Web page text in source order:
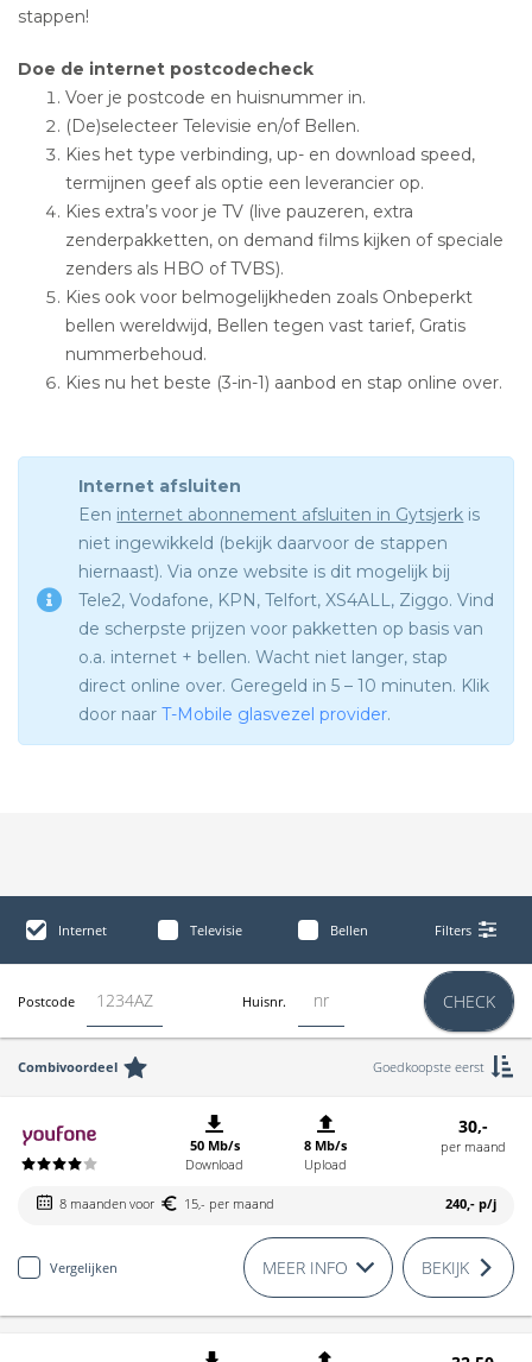
stappen!
Doe de internet postcodecheck
Voer je postcode en huisnummer in.
(De)selecteer Televisie en/of Bellen.
Kies het type verbinding, up- en download speed,
termijnen geef als optie een leverancier op.
Kies extra’s voor je TV (live pauzeren, extra
zenderpakketten, on demand films kijken of speciale
zenders als HBO of TVBS).
Kies ook voor belmogelijkheden zoals Onbeperkt
bellen wereldwijd, Bellen tegen vast tarief, Gratis
nummerbehoud.
Kies nu het beste (3-in-1) aanbod en stap online over.
Internet afsluiten
Een internet abonnement afsluiten in Gytsjerk is
niet ingewikkeld (bekijk daarvoor de stappen
hiernaast). Via onze website is dit mogelijk bij
Tele2, Vodafone, KPN, Telfort, XS4ALL, Ziggo. Vind
de scherpste prijzen voor pakketten op basis van
o.a. internet + bellen. Wacht niet langer, stap
direct online over. Geregeld in 5 – 10 minuten. Klik
door naarT-Mobile glasvezel provider.
Internet Televisie Bellen Filters
Postcode Huisnr. CHECK
Combivoordeel Goedkoopste eerst
50 Mb/s
Download
8 Mb/s
Upload
30,-
per maand
8 maanden voor 15,- per maand 240,- p/j
Vergelijken MEER INFO BEKIJK